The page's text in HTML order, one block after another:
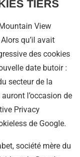
TIERS
View
qu’il avait
des cookies
date butoir :
secteur de la
l’occasion de
Privacy
de Google.
société mère du